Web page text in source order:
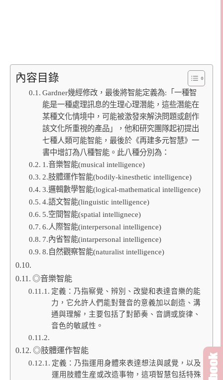
內容目錄
Gardner幾經修改，最後將智能定義為:「一種智
能是一種處理訊息的生理心理潛能，這些潛能在
某種文化情境中，可能被激發來解決問題或創作
該文化所重視的產品」，他和研究團隊起初提出
七種人類可能智能，最後於《再建多元智慧》一
書中增訂為八種智能。此八種分別為：
1.音樂智能(musical intelligence)
2.肢體運作智能(bodily-kinesthetic intelligence)
3.邏輯數學智能(logical-mathematical intelligence)
4.語文智能(linguistic intelligence)
5.空間智能(spatial intellignece)
6.人際智能(interpersonal intelligence)
7.內省智能(intarpersonal intelligence)
8.自然觀察智能(naturalist intelligence)
◎音樂智能
定義：乃指察覺、辨別、改變和表達音樂的能
力，它允許人們能對聲音的意義加以創造、溝
通與理解，主要包括了對節奏、音調或旋律、
音色的敏感性。
◎肢體運作智能
定義：乃指運用身體來表達想法與感覺，以及
運用肢體生産或改造事物，這項智慧包括特殊